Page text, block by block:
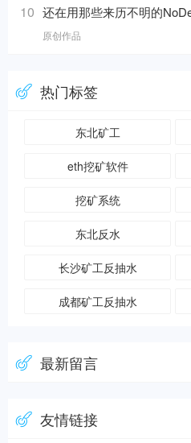
10 还在用那些来历不明的
原创作品
热门标签
东北矿工
eth挖矿软件
挖矿系统
东北反水
长沙矿工反抽水
成都矿工反抽水
最新留言
友情链接